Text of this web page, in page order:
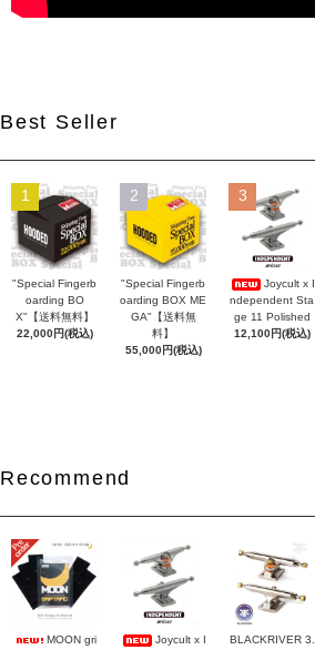
Best Seller
1
"Special Fingerb
oarding BO
X"【送料無料】
22,000円(税込)
2
"Special Fingerb
oarding BOX ME
GA"【送料無
料】
55,000円(税込)
3
Joycult x I
ndependent Sta
ge 11 Polished
12,100円(税込)
Recommend
MOON gri Joycult x I BLACKRIVER 3.